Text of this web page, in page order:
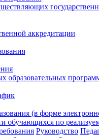
аккредитации
образовательных
(в форме
обучающихся по
Руководство